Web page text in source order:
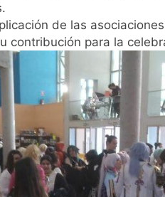
de las
contribución para la